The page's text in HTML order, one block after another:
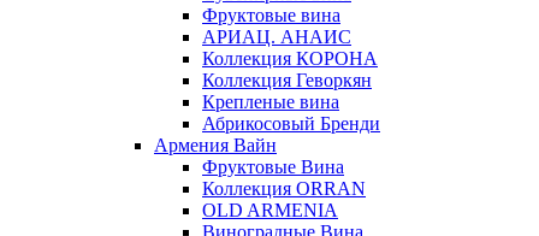
Фруктовые вина
АРИАЦ. АНАИС
Коллекция КОРОНА
Коллекция Геворкян
Крепленые вина
Абрикосовый Бренди
Армения Вайн
Фруктовые Вина
Коллекция ORRAN
OLD ARMENIA
Виноградные Вина